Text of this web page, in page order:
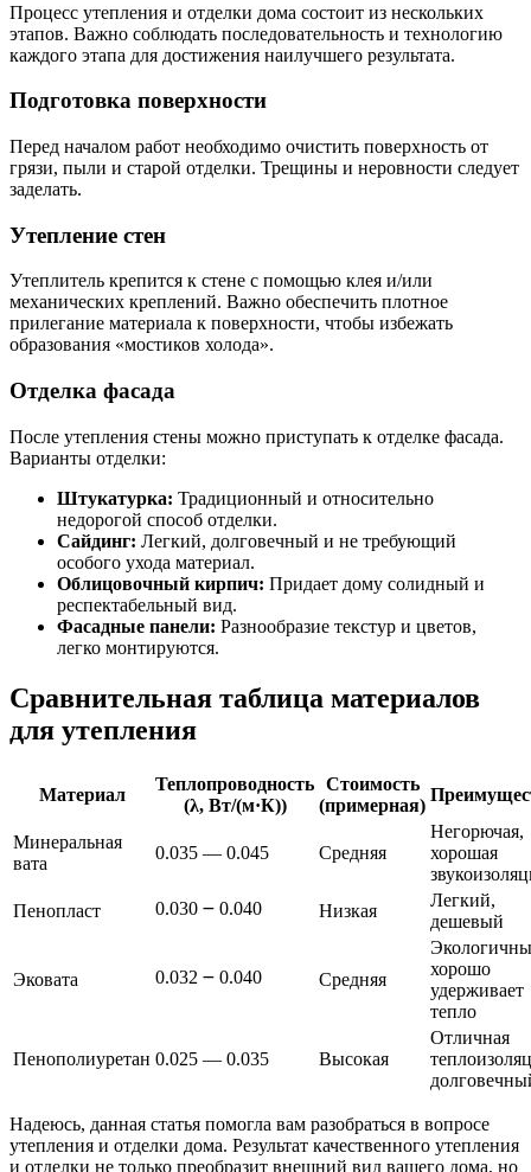
Процесс утепления и отделки дома состоит из нескольких
этапов. Важно соблюдать последовательность и технологию
каждого этапа для достижения наилучшего результата.
Подготовка поверхности
Перед началом работ необходимо очистить поверхность от
грязи, пыли и старой отделки. Трещины и неровности следует
заделать.
Утепление стен
Утеплитель крепится к стене с помощью клея и/или
механических креплений. Важно обеспечить плотное
прилегание материала к поверхности, чтобы избежать
образования «мостиков холода».
Отделка фасада
После утепления стены можно приступать к отделке фасада.
Варианты отделки:
Штукатурка: Традиционный и относительно
недорогой способ отделки.
Сайдинг: Легкий, долговечный и не требующий
особого ухода материал.
Облицовочный кирпич: Придает дому солидный и
респектабельный вид.
Фасадные панели: Разнообразие текстур и цветов,
легко монтируются.
Сравнительная таблица материалов
для утепления
Материал
Теплопроводность
(λ, Вт/(м·К))
Стоимость
(примерная)
Минеральная
вата
0.035 ― 0.045 Средняя
Негорючая,
хорошая
Пенопласт
0.030 ౼ 0.040 Низкая
Легкий,
дешевый
Эковата 0.032 ౼ 0.040 Средняя
хорошо
удерживает
тепло
Пенополиуретан 0.025 ― 0.035 Высокая
Отличная
Надеюсь, данная статья помогла вам разобраться в вопросе
утепления и отделки дома. Результат качественного утепления
и отделки не только преобразит внешний вид вашего дома, но